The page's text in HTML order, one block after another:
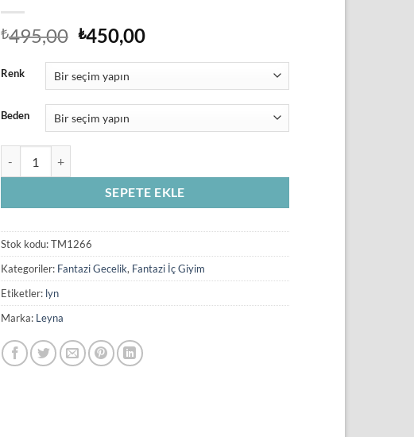
₺495,00 Orijinal
fiyat:
₺495,00.
₺450,00Şu
₺450,00.
Renk
Beden
SEPETE EKLE
Stok kodu:TM1266
Kategoriler: Fantazi Gecelik, Fantazi İç Giyim
Etiketler: lyn
Marka: Leyna